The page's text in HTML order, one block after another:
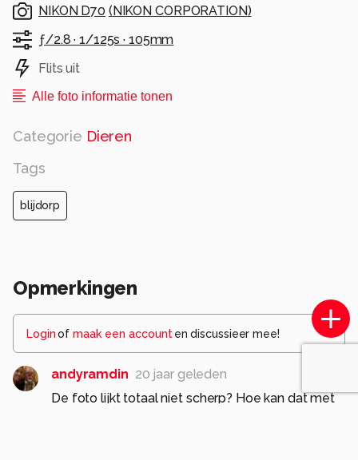
NIKON D70 ( NIKON CORPORATION)
ƒ/2.8 ·1/125s · 105mm
Flits uit
Alle foto informatie tonen
Categorie Dieren
Tags
blijdorp
Opmerkingen
Loginof maak een account en discussieer mee!
andyramdin 20 jaar geleden
De foto lijkt totaal niet scherp? Hoe kan dat met